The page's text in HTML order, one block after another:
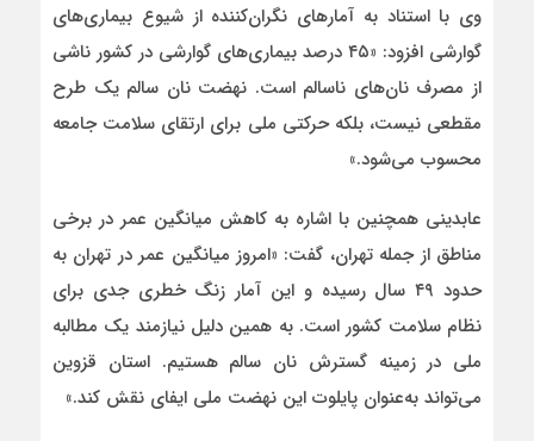
وی با استناد به آمارهای نگران‌کننده از شیوع بیماری‌های
گوارشی افزود: «۴۵ درصد بیماری‌های گوارشی در کشور ناشی
از مصرف نان‌های ناسالم است. نهضت نان سالم یک طرح
مقطعی نیست، بلکه حرکتی ملی برای ارتقای سلامت جامعه
محسوب می‌شود.»
عابدینی همچنین با اشاره به کاهش میانگین عمر در برخی
مناطق از جمله تهران، گفت: «امروز میانگین عمر در تهران به
حدود ۴۹ سال رسیده و این آمار زنگ خطری جدی برای
نظام سلامت کشور است. به همین دلیل نیازمند یک مطالبه
ملی در زمینه گسترش نان سالم هستیم. استان قزوین
می‌تواند به‌عنوان پایلوت این نهضت ملی ایفای نقش کند.»